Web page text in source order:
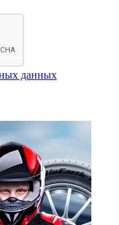
данных